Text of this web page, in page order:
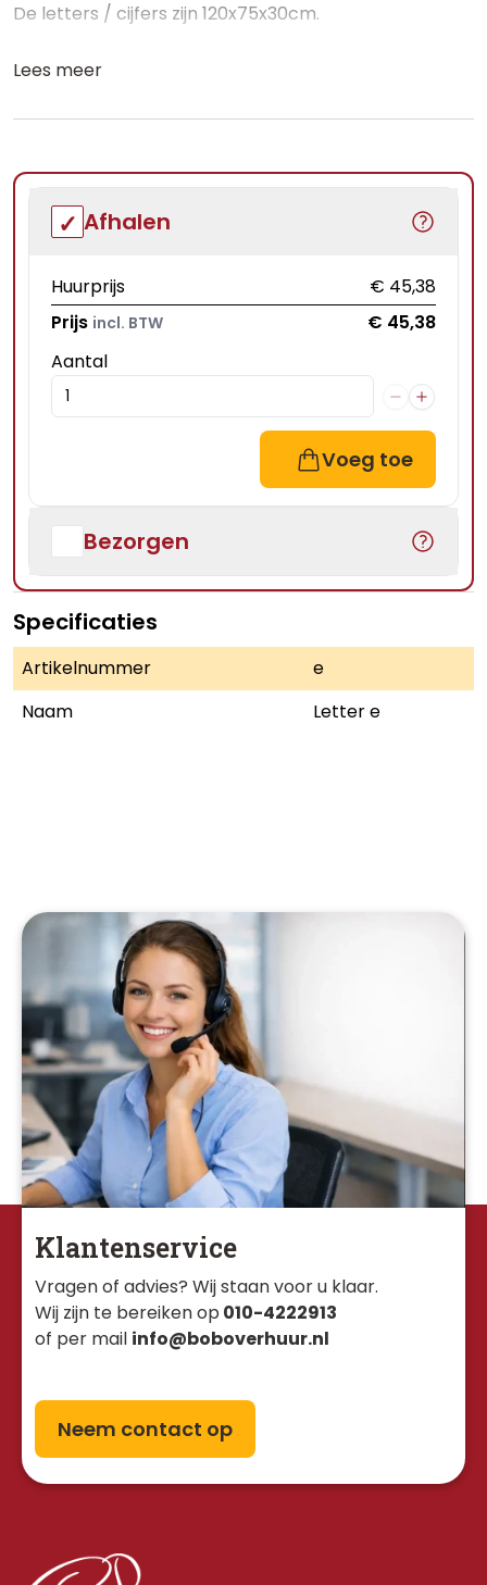
De letters / cijfers zijn 120x75x30cm.
Lees meer
Afhalen
Huurprijs
€ 45,38
Prijs incl. BTW
€ 45,38
Aantal
Voeg toe
Bezorgen
Specificaties
Artikelnummer
e
Naam
Letter e
Klantenservice
Vragen of advies? Wij staan voor u klaar.
Wij zijn te bereiken op 010-4222913
of per mail info@boboverhuur.nl
Neem contact op